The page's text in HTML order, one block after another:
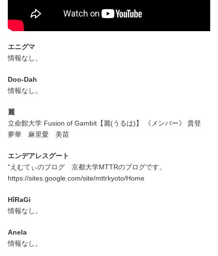
エニグマ
情報なし。
Doo-Dah
情報なし。
麗
立命館大学 Fusion of Gambit【麗(うるは)】 《メンバー》 貴登
夢華 麻里愛 美苗
エンデアレスグート
“えむてぃのブログ 京都大学MTTRのブログです。
https://sites.google.com/site/mttrkyoto/Home
HîRaGi
情報なし。
Anela
情報なし。